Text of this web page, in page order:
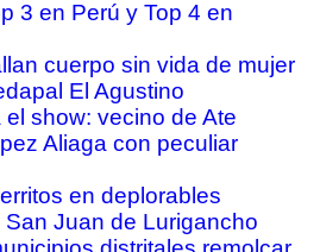
3 en Perú y Top 4 en
cuerpo sin vida de mujer
El Agustino
show: vecino de Ate
Aliaga con peculiar
en deplorables
Juan de Lurigancho